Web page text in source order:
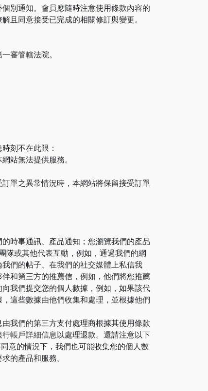
別通知。會員應隨時注意使用條款內容的
且同意接受已完成的相關修訂與變更。
審管轄法院。
刻不在此限：
站無法提供服務。
單之異常情況時，本網站將保留接受訂單
時事通訊、產品通知；您瀏覽我們的產品
隊或其他代表互動，例如，通過我們的網
們的帖子、在我們的社交媒體上私信我
和第三方的推薦信，例如，他們將您推薦
我們提交您的個人數據，例如，如果該代
這些數據由他們收集和處理，並根據他們
我們的第三方支付處理商根據其使用條款
帳戶詳細信息以處理退款。還請注意以下
意的情況下，我們也可能收集您的個人數
的產品和服務。